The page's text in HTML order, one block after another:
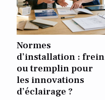
Normes
d’installation : frein
ou tremplin pour
les innovations
d’éclairage ?